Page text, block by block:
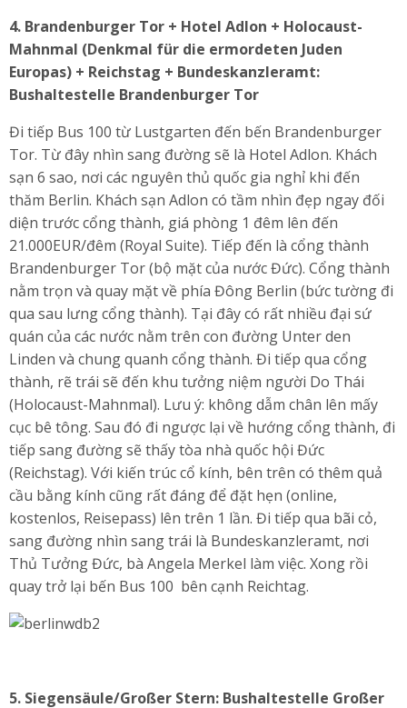
4. Brandenburger Tor + Hotel Adlon + Holocaust-
Mahnmal (Denkmal für die ermordeten Juden
Europas) + Reichstag + Bundeskanzleramt:
Bushaltestelle Brandenburger Tor
Đi tiếp Bus 100 từ Lustgarten đến bến Brandenburger
Tor. Từ đây nhìn sang đường sẽ là Hotel Adlon. Khách
sạn 6 sao, nơi các nguyên thủ quốc gia nghỉ khi đến
thăm Berlin. Khách sạn Adlon có tầm nhìn đẹp ngay đối
diện trước cổng thành, giá phòng 1 đêm lên đến
21.000EUR/đêm (Royal Suite). Tiếp đến là cổng thành
Brandenburger Tor (bộ mặt của nước Đức). Cổng thành
nằm trọn và quay mặt về phía Đông Berlin (bức tường đi
qua sau lưng cổng thành). Tại đây có rất nhiều đại sứ
quán của các nước nằm trên con đường Unter den
Linden và chung quanh cổng thành. Đi tiếp qua cổng
thành, rẽ trái sẽ đến khu tưởng niệm người Do Thái
(Holocaust-Mahnmal). Lưu ý: không dẫm chân lên mấy
cục bê tông. Sau đó đi ngược lại về hướng cổng thành, đi
tiếp sang đường sẽ thấy tòa nhà quốc hội Đức
(Reichstag). Với kiến trúc cổ kính, bên trên có thêm quả
cầu bằng kính cũng rất đáng để đặt hẹn (online,
kostenlos, Reisepass) lên trên 1 lần. Đi tiếp qua bãi cỏ,
sang đường nhìn sang trái là Bundeskanzleramt, nơi
Thủ Tưởng Đức, bà Angela Merkel làm việc. Xong rồi
quay trở lại bến Bus 100 bên cạnh Reichtag.
5. Siegensäule/Großer Stern: Bushaltestelle Großer